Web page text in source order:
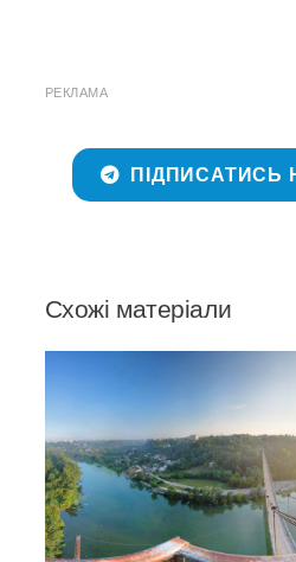
РЕКЛАМА
ПІДПИСАТИСЬ
Схожі матеріали